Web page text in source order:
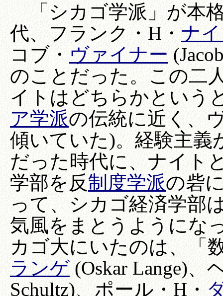
「シカゴ学派」が本格
代、フランク・H・ナ
コブ・ヴァイナー
のことだった。この二
イトはどちらかという
ア学派の伝統に近く、
傾いていた)。経験主義
だった時代に、ナイト
学部を反制度学派の砦
って、シカゴ経済学部
気風をまとうようにな
カゴ大にいたのは、
ランゲ(Oskar Lange)、
Schultz)、ポール・H・